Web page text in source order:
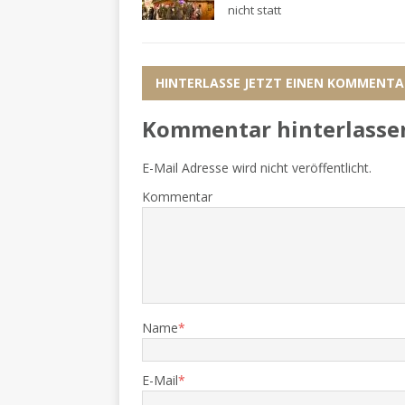
nicht statt
HINTERLASSE JETZT EINEN
Kommentar
E-Mail Adresse wird nicht veröffentlicht.
Kommentar
Name*
E-Mail*